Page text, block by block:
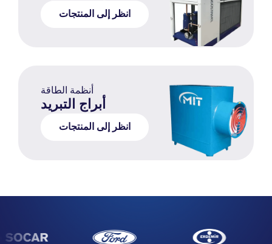
انظر إلى المنتجات
أنظمة الطاقة
أبراج التبريد
انظر إلى المنتجات